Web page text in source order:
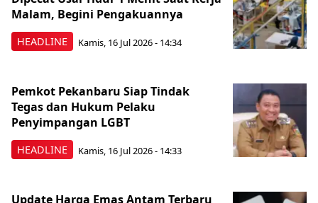
HEADLINE
Malam, Begini Pengakuannya
Kamis, 16 Jul 2026 - 14:34
HEADLINE
Pemkot Pekanbaru Siap Tindak
Tegas dan Hukum Pelaku
Penyimpangan LGBT
Kamis, 16 Jul 2026 - 14:33
Update Harga Emas Antam Terbaru